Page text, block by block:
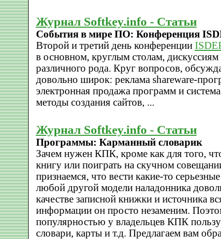
Журнал Softkey.info - Статьи
События в мире ПО: Конференция
Второй и третий день конференции
в основном, круглым столам, дискуссиям
различного рода. Круг вопросов,
довольно широк: реклама shareware-
электронная продажа программ и
методы создания сайтов, ...
Журнал Softkey.info - Статьи
Программы: Карманный словарик
Зачем нужен КПК, кроме как для того,
книгу или поиграть на скучном
признаемся, что вести какие-то
любой другой модели наладонника
качестве записной книжки и источника
информации он просто незаменим.
популярностью у владельцев КПК
словари, карты и т.д. Предлагаем вам